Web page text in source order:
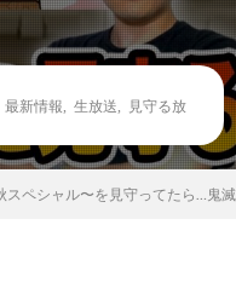
最新情報 生放送
見守る放
スペシャル〜を見守ってたら…鬼